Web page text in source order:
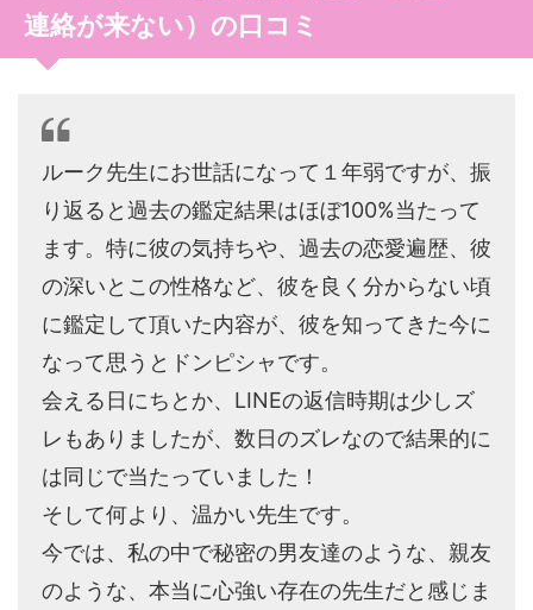
連絡が来ない）の口コミ
ルーク先生にお世話になって１年弱ですが、振
り返ると過去の鑑定結果はほぼ100%当たって
ます。特に彼の気持ちや、過去の恋愛遍歴、彼
の深いとこの性格など、彼を良く分からない頃
に鑑定して頂いた内容が、彼を知ってきた今に
なって思うとドンピシャです。
会える日にちとか、LINEの返信時期は少しズ
レもありましたが、数日のズレなので結果的に
は同じで当たっていました！
そして何より、温かい先生です。
今では、私の中で秘密の男友達のような、親友
のような、本当に心強い存在の先生だと感じま